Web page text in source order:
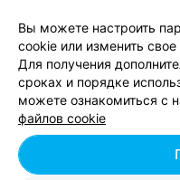
Связаться по
Написать
Обработка
Вы можете настроить
cookie или изменить
Для получения
сроках и порядке
можете ознакомиться с
файлов cookie